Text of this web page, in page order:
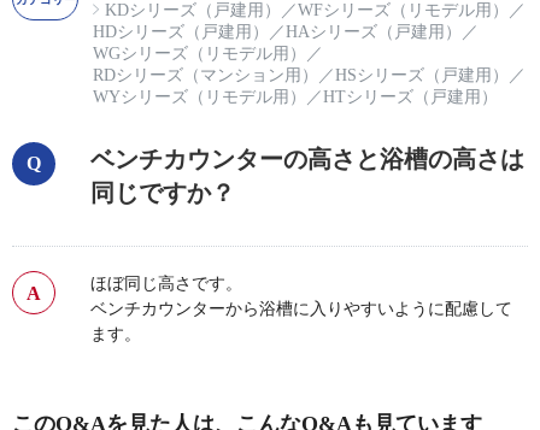
KDシリーズ（戸建用）
／WFシリーズ（リモデル用）
／
HDシリーズ（戸建用）
／HAシリーズ（戸建用）
／
WGシリーズ（リモデル用）
／
RDシリーズ（マンション用）
／HSシリーズ（戸建用）
／
WYシリーズ（リモデル用）
／HTシリーズ（戸建用）
ベンチカウンターの高さと浴槽の高さは
同じですか？
ほぼ同じ高さです。
ベンチカウンターから浴槽に入りやすいように配慮して
ます。
このQ&Aを見た人は、こんなQ&Aも見ています